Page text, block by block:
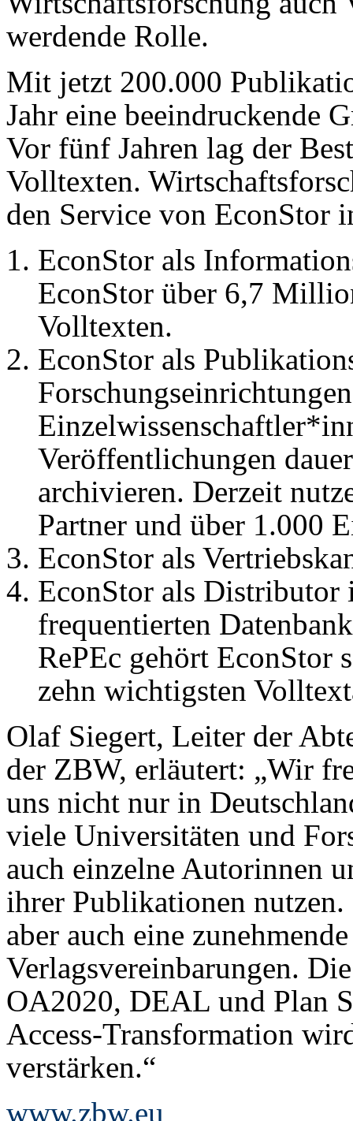
werdende Rolle.
Mit jetzt 200.000
Jahr eine beeindruckende
Vor fünf Jahren lag der
Volltexten.
den Service von EconStor
EconStor als
EconStor über 6,7
Volltexten.
EconStor als
Veröffentlichungen
archivieren. Derzeit
Partner und über 1.000
EconStor als
EconStor als Distributor
frequentierten
RePEc gehört EconStor
zehn wichtigsten
Olaf Siegert, Leiter der
der ZBW, erläutert: „Wir
uns nicht nur in
viele Universitäten und
auch einzelne Autorinnen
ihrer Publikationen
aber auch eine
Verlagsvereinbarungen.
OA2020, DEAL und Plan
Access-Transformation
verstärken.“
www.zbw.eu